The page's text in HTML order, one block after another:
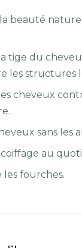
beauté
tige du
les structures
cheveux
sans les
au
les fourches.